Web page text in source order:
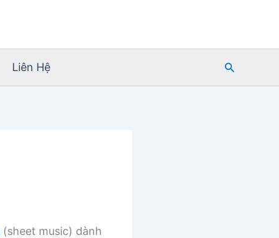
Liên Hệ
Tìm
(sheet music) dành